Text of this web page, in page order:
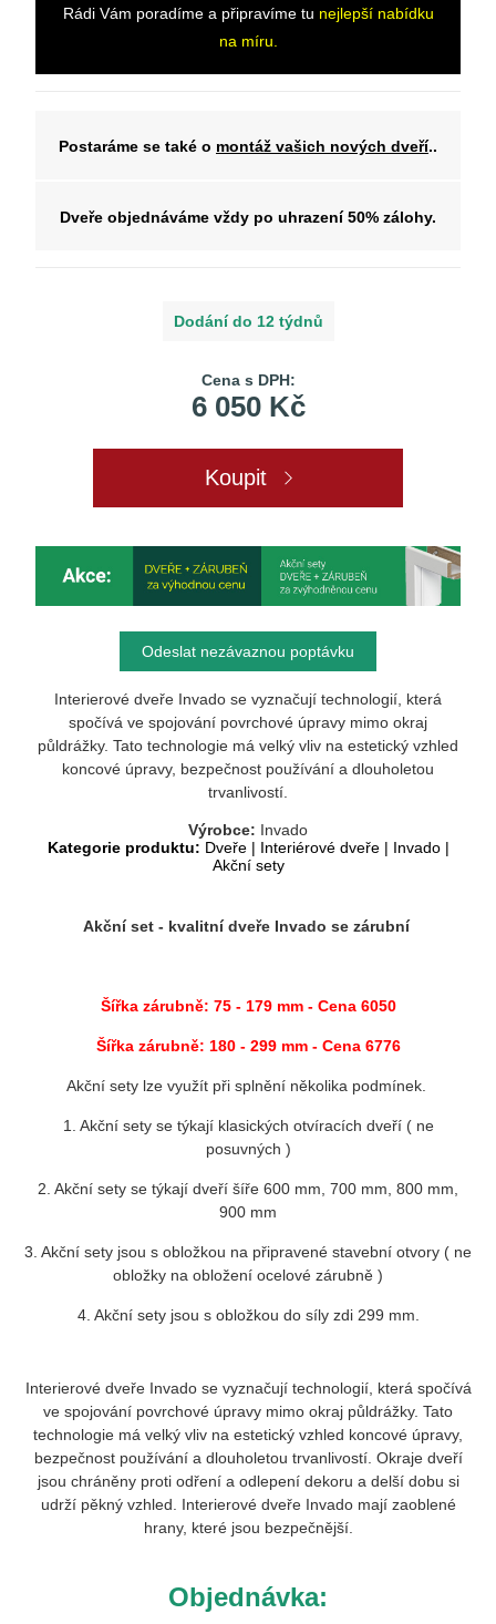
Rádi Vám poradíme a připravíme tu nejlepší nabídku
na míru.
Postaráme se také o montáž vašich nových dveří..
Dveře objednáváme vždy po uhrazení 50% zálohy.
Dodání do 12 týdnů
Cena s DPH:
6 050 Kč
Koupit
Odeslat nezávaznou poptávku
Interierové dveře Invado se vyznačují technologií, která
spočívá ve spojování povrchové úpravy mimo okraj
půldrážky. Tato technologie má velký vliv na estetický vzhled
koncové úpravy, bezpečnost používání a dlouholetou
trvanlivostí.
Výrobce: Invado
Kategorie produktu: Dveře| Interiérové dveře| Invado|
Akční sety
Akční set - kvalitní dveře Invado se zárubní
Šířka zárubně: 75 - 179 mm - Cena 6050
Šířka zárubně: 180 - 299 mm - Cena 6776
Akční sety lze využít při splnění několika podmínek.
1. Akční sety se týkají klasických otvíracích dveří ( ne
posuvných )
2. Akční sety se týkají dveří šíře 600 mm, 700 mm, 800 mm,
900 mm
3. Akční sety jsou s obložkou na připravené stavební otvory ( ne
obložky na obložení ocelové zárubně )
4. Akční sety jsou s obložkou do síly zdi 299 mm.
Interierové dveře Invado se vyznačují technologií, která spočívá
ve spojování povrchové úpravy mimo okraj půldrážky. Tato
technologie má velký vliv na estetický vzhled koncové úpravy,
bezpečnost používání a dlouholetou trvanlivostí. Okraje dveří
jsou chráněny proti odření a odlepení dekoru a delší dobu si
udrží pěkný vzhled. Interierové dveře Invado mají zaoblené
hrany, které jsou bezpečnější.
Objednávka: